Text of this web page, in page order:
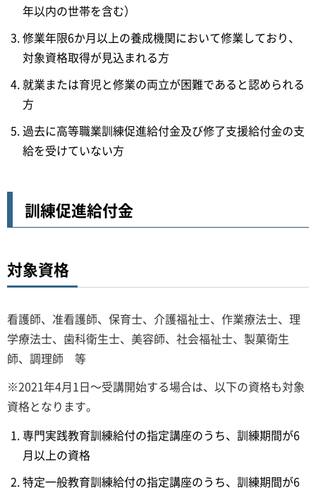
年以内の世帯を含む）
修業年限6か月以上の養成機関において修業しており、
対象資格取得が見込まれる方
就業または育児と修業の両立が困難であると認められる
方
過去に高等職業訓練促進給付金及び修了支援給付金の支
給を受けていない方
訓練促進給付金
対象資格
看護師、准看護師、保育士、介護福祉士、作業療法士、理
学療法士、歯科衛生士、美容師、社会福祉士、製菓衛生
師、調理師 等
※2021年4月1日～受講開始する場合は、以下の資格も対象
資格となります。
専門実践教育訓練給付の指定講座のうち、訓練期間が6
月以上の資格
特定一般教育訓練給付の指定講座のうち、訓練期間が6